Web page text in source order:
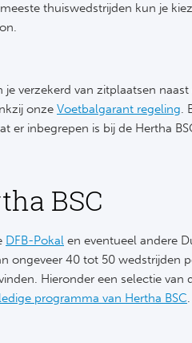
thuiswedstrijden kun je
verzekerd van zitplaatsen naast
onze Voetbalgarant regeling.
er inbegrepen is bij de Hertha
BSC
DFB-Pokal en eventueel andere
ongeveer 40 tot 50 wedstrijden
Hieronder een selectie van
programma van Hertha BSC.